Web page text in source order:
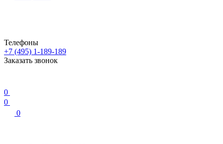
Телефоны
+7 (495) 1-189-189
Заказать звонок
0
0
0